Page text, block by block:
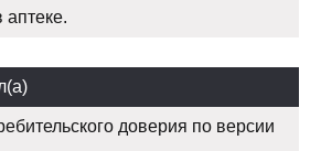
доверия по версии